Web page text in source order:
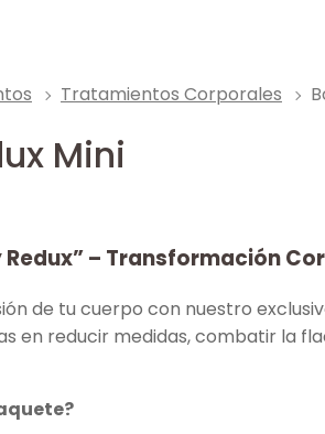
Tratamientos Corporales
Mini
Redux” – Transformación
de tu cuerpo con nuestro
en reducir medidas, combatir la